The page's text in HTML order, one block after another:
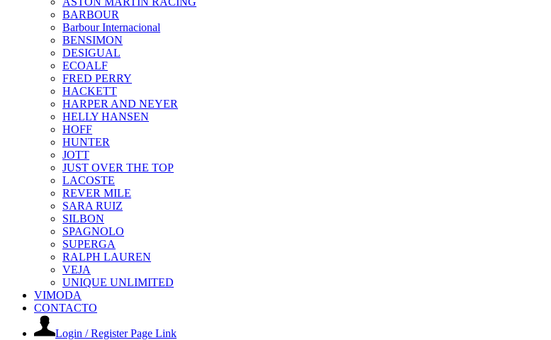
BARBOUR
Barbour Internacional
BENSIMON
DESIGUAL
ECOALF
FRED PERRY
HACKETT
HARPER AND NEYER
HELLY HANSEN
HOFF
HUNTER
JOTT
JUST OVER THE TOP
LACOSTE
REVER MILE
SARA RUIZ
SILBON
SPAGNOLO
SUPERGA
RALPH LAUREN
VEJA
UNIQUE UNLIMITED
VIMODA
CONTACTO
Login / Register Page Link